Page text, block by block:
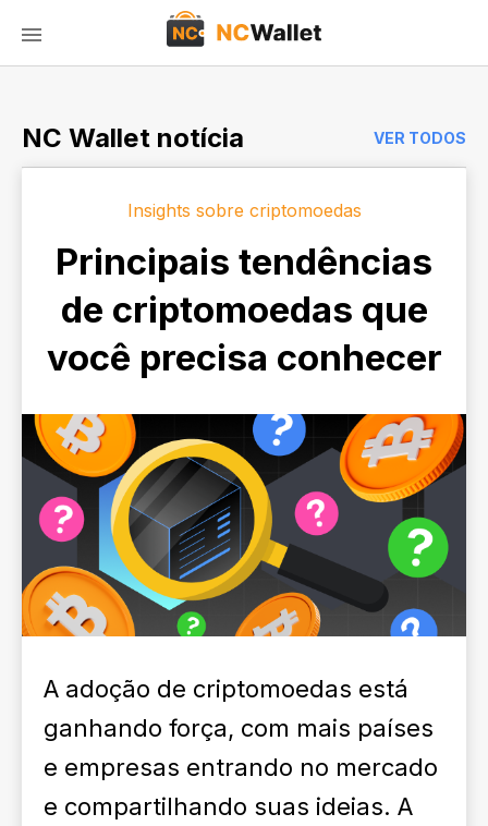
NC Wallet notícia VER TODOS
Insights sobre criptomoedas
Principais tendências
de criptomoedas que
você precisa conhecer
A adoção de criptomoedas está
ganhando força, com mais países
e empresas entrando no mercado
e compartilhando suas ideias. A